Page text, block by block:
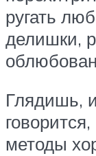
ругать
делишки,
Глядишь,
методы